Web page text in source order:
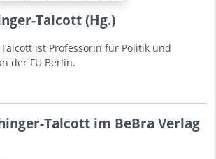
Talcott (Hg.)
ist Professorin für Politik und
der FU Berlin.
Talcott im BeBra Verlag